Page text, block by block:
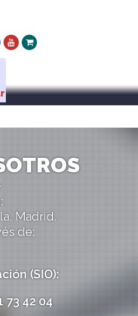
Youtube
Xing
Madrid.
de:
(SIO):
73 42 04